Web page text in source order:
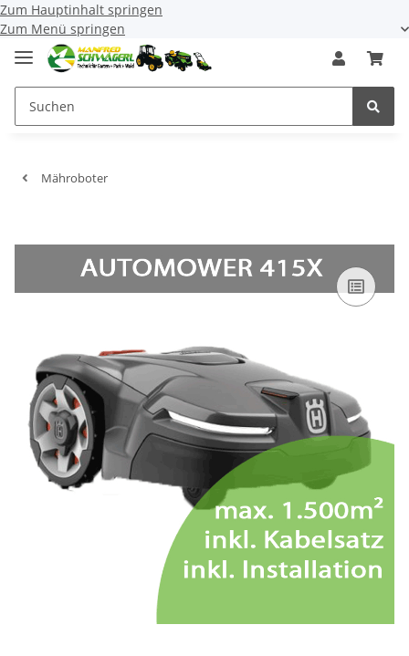
Zum Hauptinhalt springen
Zum Menü springen
Mähroboter